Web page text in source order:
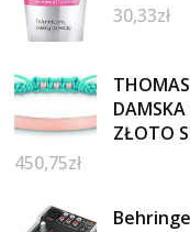
30,33zł
ZŁOTO
450,75zł